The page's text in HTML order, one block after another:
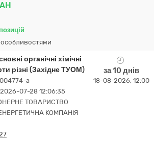
особливостями
органічні хімічні
різні (Західне ТУОМ)
a
07-28 12:06:35
ТОВАРИСТВО
КОМПАНІЯ
за 10 днів
18-08-2026, 12:00